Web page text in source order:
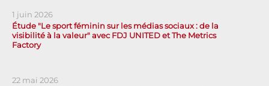
1 juin 2026
Étude "Le sport féminin sur les médias sociaux : de la
visibilité à la valeur" avec FDJ UNITED et The Metrics
Factory
22 mai 2026